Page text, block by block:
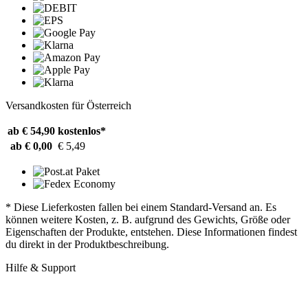
Versandkosten für Österreich
ab € 54,90 kostenlos*
ab € 0,00 € 5,49
* Diese Lieferkosten fallen bei einem Standard-Versand an. Es
können weitere Kosten, z. B. aufgrund des Gewichts, Größe oder
Eigenschaften der Produkte, entstehen. Diese Informationen findest
du direkt in der Produktbeschreibung.
Hilfe & Support